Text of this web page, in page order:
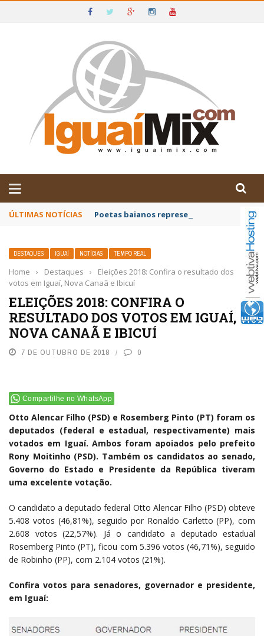
IGUAÍ E SUDOESTE DA BAHIA
ÚLTIMAS NOTÍCIAS Poetas baianos representam o Brasil no
DESTAQUES IGUAÍ NOTÍCIAS TEMPO REAL
Home › Destaques ›
Eleições 2018: Confira o resultado dos
votos em Iguaí, Nova Canaã e Ibicuí
ELEIÇÕES 2018: CONFIRA O
RESULTADO DOS VOTOS EM IGUAÍ,
NOVA CANAÃ E IBICUÍ
7 DE OUTUBRO DE 2018 0
Compartilhe no WhatsApp
Otto Alencar Filho (PSD) e Rosemberg Pinto (PT) foram os
deputados (federal e estadual, respectivamente) mais
votados em Iguaí. Ambos foram apoiados pelo prefeito
Rony Moitinho (PSD). Também os candidatos ao senado,
Governo do Estado e Presidente da República tiveram
uma excelente votação.
O candidato a deputado federal Otto Alencar Filho (PSD) obteve
5.408 votos (46,81%), seguido por Ronaldo Carletto (PP), com
2.608 votos (22,57%). Já o candidato a deputado estadual
Rosemberg Pinto (PT), ficou com 5.396 votos (46,71%), seguido
de Robinho (PP), com 2.104 votos (21%).
Confira votos para senadores, governador e presidente,
em Iguaí: